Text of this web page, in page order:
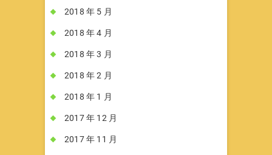
2018 年 5 月
2018 年 4 月
2018 年 3 月
2018 年 2 月
2018 年 1 月
2017 年 12 月
2017 年 11 月